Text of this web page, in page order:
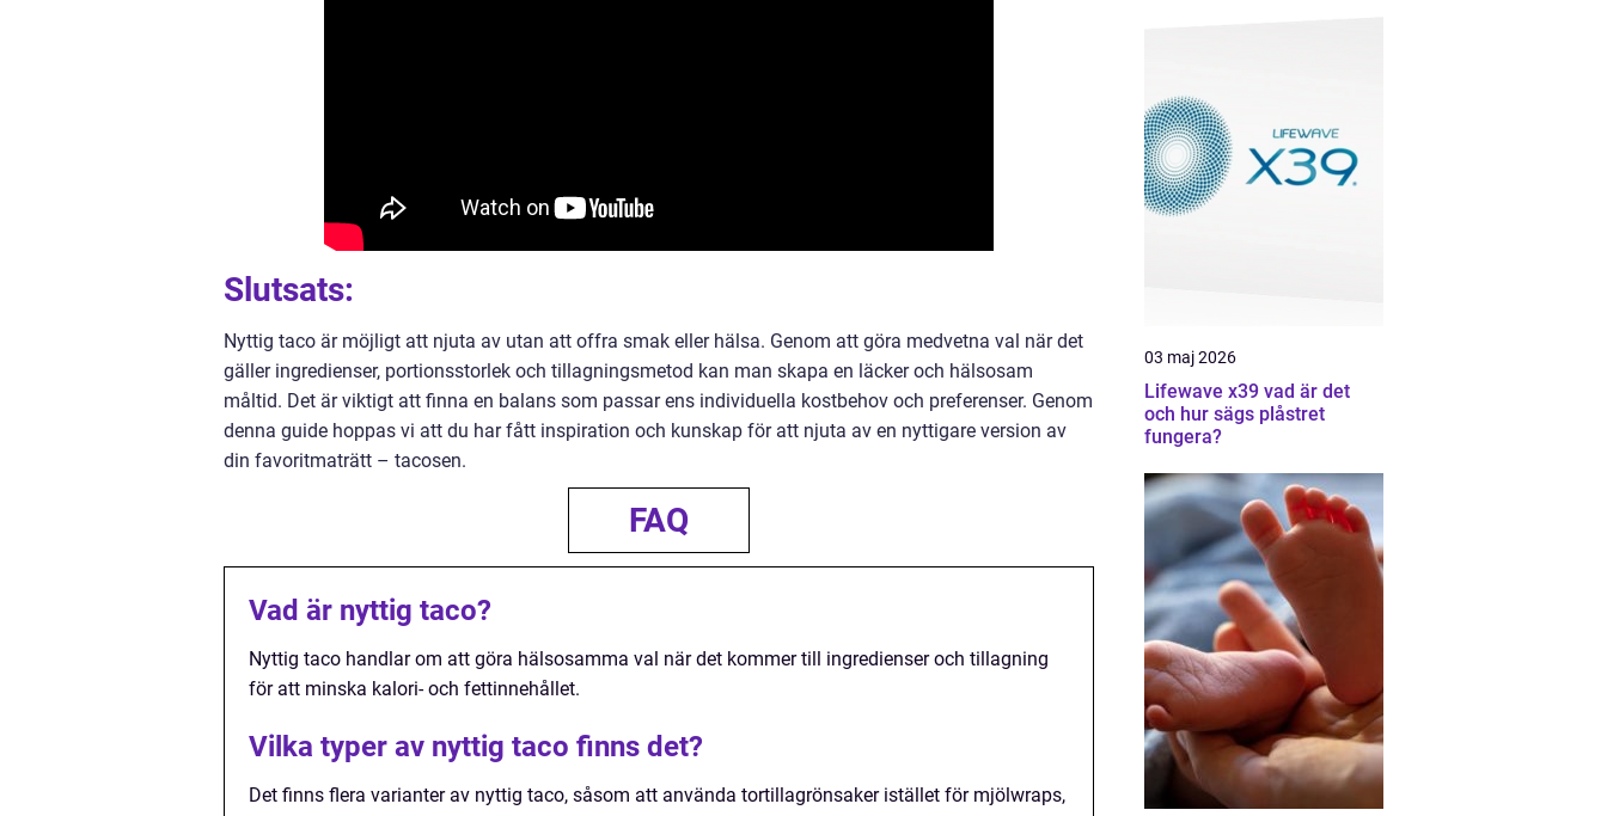
Slutsats:
Nyttig taco är möjligt att njuta av utan att offra smak eller hälsa. Genom att göra medvetna val när det
gäller ingredienser, portionsstorlek och tillagningsmetod kan man skapa en läcker och hälsosam
måltid. Det är viktigt att finna en balans som passar ens individuella kostbehov och preferenser. Genom
denna guide hoppas vi att du har fått inspiration och kunskap för att njuta av en nyttigare version av
din favoritmaträtt – tacosen.
FAQ
Vad är nyttig taco?
Nyttig taco handlar om att göra hälsosamma val när det kommer till ingredienser och tillagning
för att minska kalori- och fettinnehållet.
Vilka typer av nyttig taco finns det?
Det finns flera varianter av nyttig taco, såsom att använda tortillagrönsaker istället för mjölwraps,
03 maj 2026
Lifewave x39 vad är det
och hur sägs plåstret
fungera?